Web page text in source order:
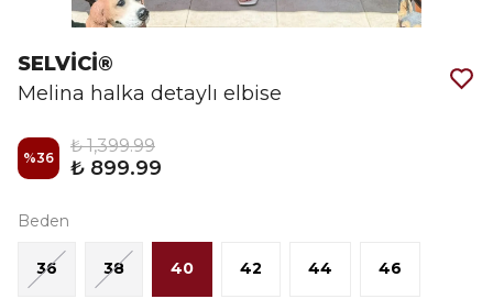
SELVİCİ®
Melina halka detaylı elbise
%36
₺ 1,399.99
₺ 899.99
Beden
36 38 40 42 44 46